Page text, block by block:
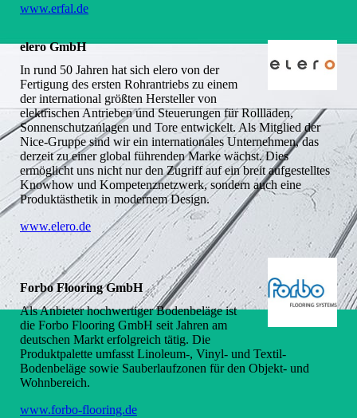
www.erfal.de
elero GmbH
In rund 50 Jahren hat sich elero von der
Fertigung des ersten Rohrantriebs zu einem
der international größten Hersteller von
elektrischen Antrieben und Steuerungen für Rollläden,
Sonnenschutzanlagen und Tore entwickelt. Als Mitglied der
Nice-Gruppe sind wir ein internationales Unternehmen, das
derzeit zu einer global führenden Marke wächst. Dies
ermöglicht uns nicht nur den Zugriff auf ein breit aufgestelltes
Knowhow und Kompetenznetzwerk, sondern auch eine
Produktästhetik in modernem Design.
www.elero.de
Forbo Flooring GmbH
Als Anbieter hochwertiger Bodenbeläge ist
die Forbo Flooring GmbH seit Jahren am
deutschen Markt erfolgreich tätig. Die
Produktpalette umfasst Linoleum-, Vinyl- und Textil-
Bodenbeläge sowie Sauberlaufzonen für den Objekt- und
Wohnbereich.
www.forbo-flooring.de